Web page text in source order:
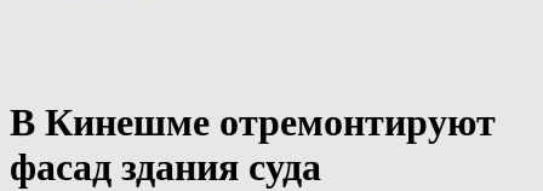
В Кинешме отремонтируют
фасад здания суда